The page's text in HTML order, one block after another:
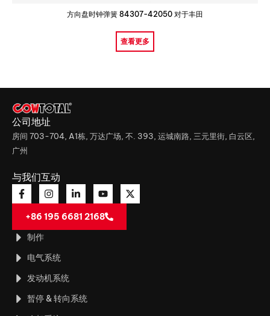
方向盘时钟弹簧 84307-42050 对于丰田
查看更多
公司地址
房间 703-704, A1栋, 万达广场, 不. 393, 运城南路, 三元里街, 白云区,
广州
与我们互动
+86 195 6681 2168
制作
电气系统
发动机系统
暂停 & 转向系统